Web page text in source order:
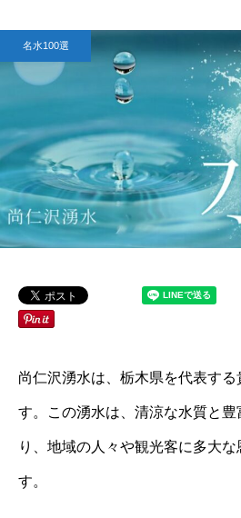
名水100選
尚仁沢湧水は、栃木県を代表す
す。この湧水は、清涼な水質と
り、地域の人々や観光客に多大
す。